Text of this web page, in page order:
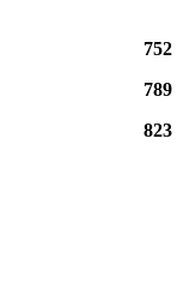
752
789
823